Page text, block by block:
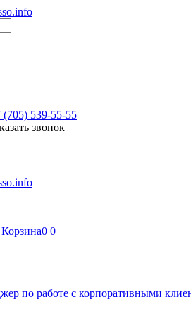
(705) 539-55-55
звонок
Корзина0 0
по работе с корпоративными